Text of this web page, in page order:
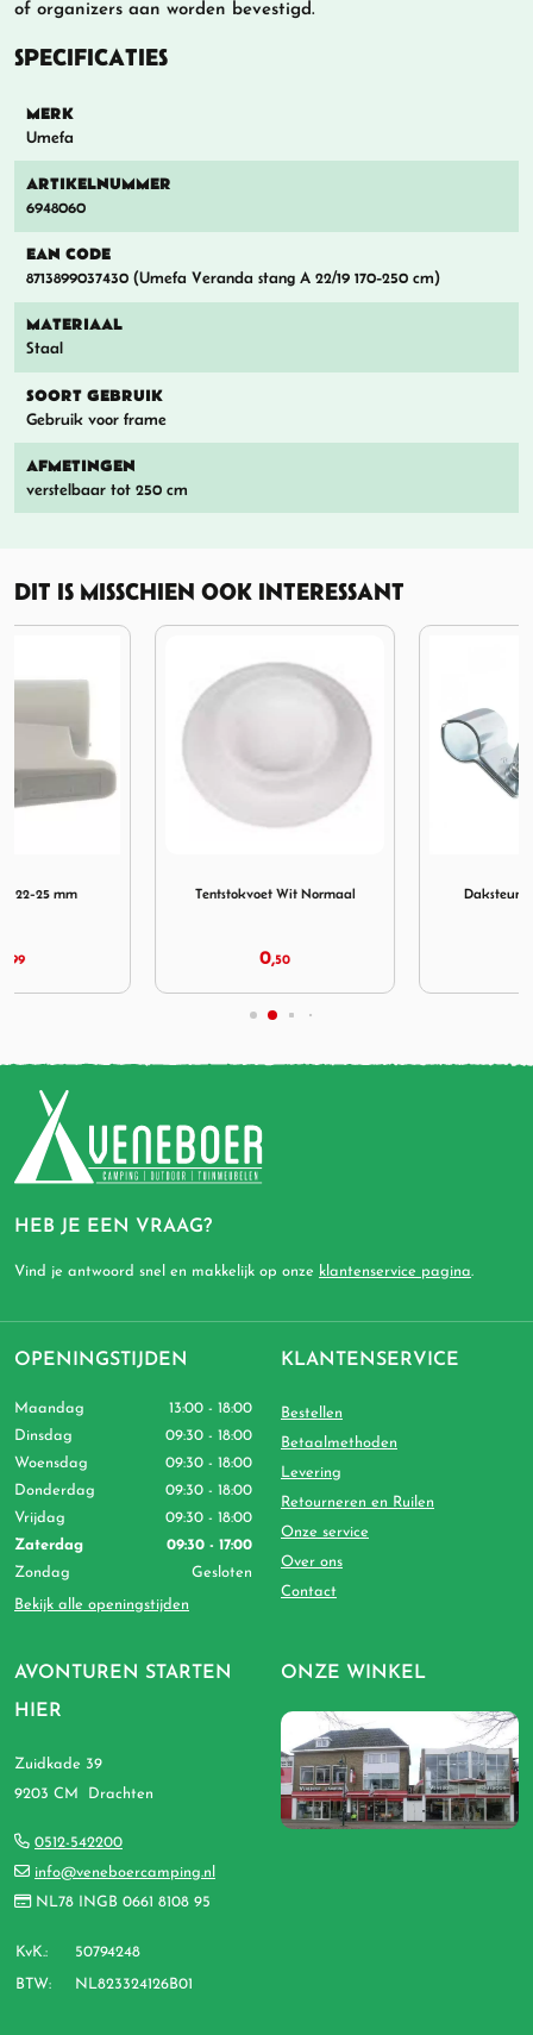
of organizers aan worden bevestigd.
SPECIFICATIES
MERK
Umefa
ARTIKELNUMMER
6948060
EAN CODE
8713899037430 (Umefa Veranda stang A 22/19 170-250 cm)
MATERIAAL
Staal
SOORT GEBRUIK
Gebruik voor frame
AFMETINGEN
verstelbaar tot 250 cm
DIT IS MISSCHIEN OOK INTERESSANT
Tentstokvoet Wit Normaal Daksteunklem 21-23 mm
HEB JE EEN VRAAG?
Vind je antwoord snel en makkelijk op onze klantenservice pagina.
AVONTUREN STARTEN
HIER
Zuidkade 39
9203 CM Drachten
0512-542200
info@veneboercamping.nl
NL78 INGB 0661 8108 95
KvK.: 50794248
BTW: NL823324126B01
OPENINGSTIJDEN
Maandag
13:00 - 18:00
Dinsdag
09:30 - 18:00
Woensdag
09:30 - 18:00
Donderdag
09:30 - 18:00
Vrijdag
09:30 - 18:00
Zaterdag
09:30 - 17:00
Zondag
Gesloten
Bekijk alle openingstijden
KLANTENSERVICE
Bestellen
Betaalmethoden
Levering
Retourneren en Ruilen
Onze service
Over ons
Contact
ONZE WINKEL